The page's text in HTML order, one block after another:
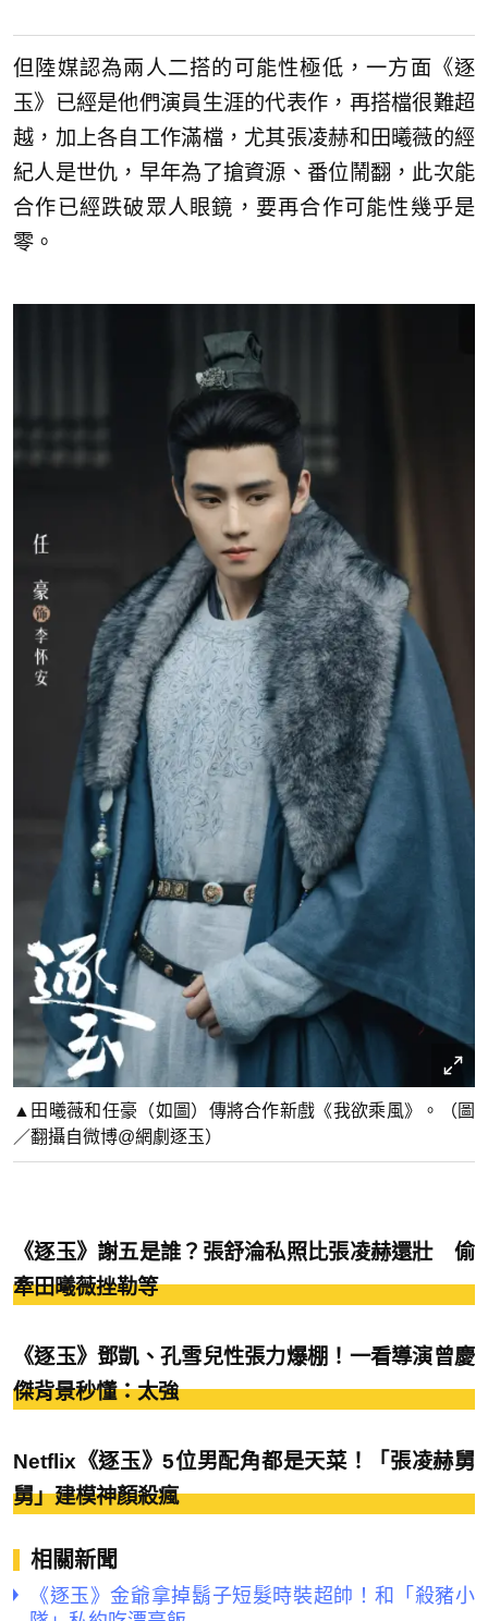
但陸媒認為兩人二搭的可能性極低，一方面《逐
玉》已經是他們演員生涯的代表作，再搭檔很難超
越，加上各自工作滿檔，尤其張凌赫和田曦薇的經
紀人是世仇，早年為了搶資源、番位鬧翻，此次能
合作已經跌破眾人眼鏡，要再合作可能性幾乎是
零。
▲田曦薇和任豪（如圖）傳將合作新戲《我欲乘風》。（圖
／翻攝自微博@網劇逐玉）
《逐玉》謝五是誰？張舒淪私照比張凌赫還壯 偷
牽田曦薇挫勒等
《逐玉》鄧凱、孔雪兒性張力爆棚！一看導演曾慶
傑背景秒懂：太強
Netflix《逐玉》5位男配角都是天菜！「張凌赫舅
舅」建模神顏殺瘋
相關新聞
《逐玉》金爺拿掉鬍子短髮時裝超帥！和「殺豬小